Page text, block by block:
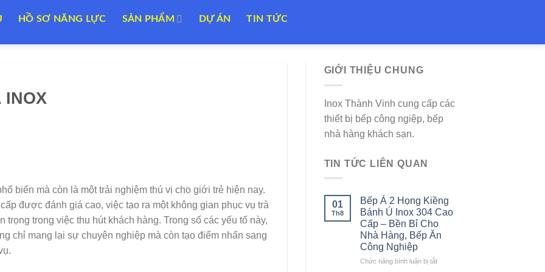
HỒ SƠ NĂNG LỰC SẢN PHẨM DỰ ÁN TIN TỨC
INOX
biến mà còn là một trải nghiệm thú vị cho giới trẻ hiện nay.
được đánh giá cao, việc tạo ra một không gian phục vụ trà
trọng trong việc thu hút khách hàng. Trong số các yếu tố này,
chỉ mang lại sự chuyên nghiệp mà còn tạo điểm nhấn sang
GIỚI THIỆU CHUNG
Inox Thành Vinh cung cấp các
thiết bị bếp công ngiệp, bếp
nhà hàng khách sạn.
TIN TỨC LIÊN QUAN
01
Th8
Bếp Á 2 Họng Kiềng
Bánh Ú Inox 304 Cao
Cấp – Bền Bỉ Cho
Nhà Hàng, Bếp Ăn
Công Nghiệp
Chức năng bình luận bị tắtở